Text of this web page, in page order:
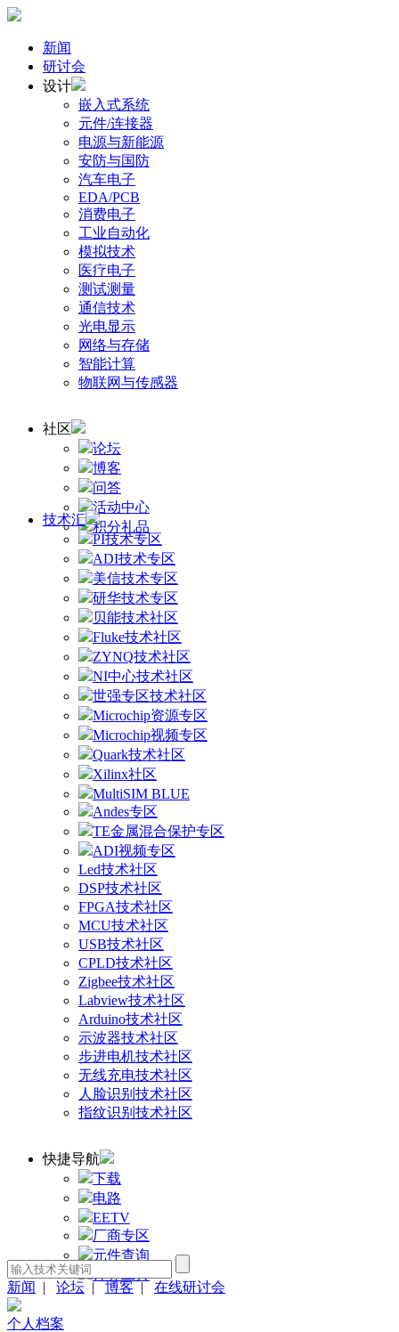
新闻
研讨会
设计
嵌入式系统
元件/连接器
电源与新能源
安防与国防
汽车电子
EDA/PCB
消费电子
工业自动化
模拟技术
医疗电子
测试测量
通信技术
光电显示
网络与存储
智能计算
物联网与传感器
社区
论坛
博客
问答
活动中心
积分礼品
技术汇
PI技术专区
ADI技术专区
美信技术专区
研华技术专区
贝能技术社区
Fluke技术社区
ZYNQ技术社区
NI中心技术社区
世强专区技术社区
Microchip资源专区
Microchip视频专区
Quark技术社区
Xilinx社区
MultiSIM BLUE
Andes专区
TE金属混合保护专区
ADI视频专区
Led技术社区
DSP技术社区
FPGA技术社区
MCU技术社区
USB技术社区
CPLD技术社区
Zigbee技术社区
Labview技术社区
Arduino技术社区
示波器技术社区
步进电机技术社区
无线充电技术社区
人脸识别技术社区
指纹识别技术社区
快捷导航
下载
电路
EETV
厂商专区
元件查询
计算工具
新闻
| 论坛 | 博客 | 在线研讨会
个人档案